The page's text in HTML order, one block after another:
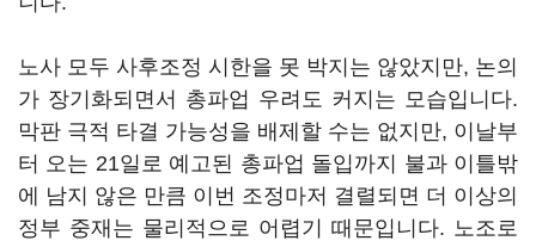
노사 모두 사후조정 시한을 못 박지는 않았지만, 논의
가 장기화되면서 총파업 우려도 커지는 모습입니다.
막판 극적 타결 가능성을 배제할 수는 없지만, 이날부
터 오는 21일로 예고된 총파업 돌입까지 불과 이틀밖
에 남지 않은 만큼 이번 조정마저 결렬되면 더 이상의
정부 중재는 물리적으로 어렵기 때문입니다. 노조로